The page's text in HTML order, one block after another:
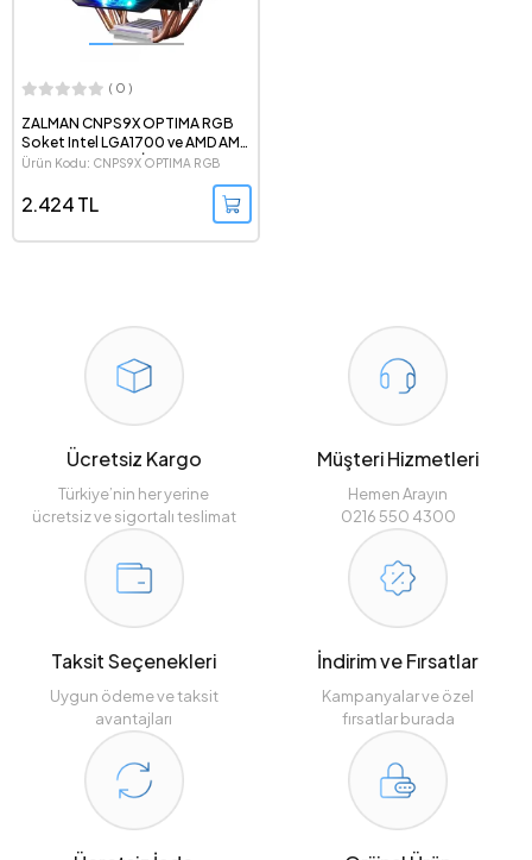
( 0 )
ZALMAN CNPS9X OPTIMA RGB
Soket Intel LGA1700 ve AMD AM5
Destekli Kule Tipi İşlemci
Ürün Kodu: CNPS9X OPTIMA RGB
2.424 TL
Ücretsiz Kargo
Türkiye’nin her yerine
ücretsiz ve sigortalı teslimat
Müşteri Hizmetleri
Hemen Arayın
0216 550 4300
Taksit Seçenekleri
Uygun ödeme ve taksit
avantajları
İndirim ve Fırsatlar
Kampanyalar ve özel
fırsatlar burada